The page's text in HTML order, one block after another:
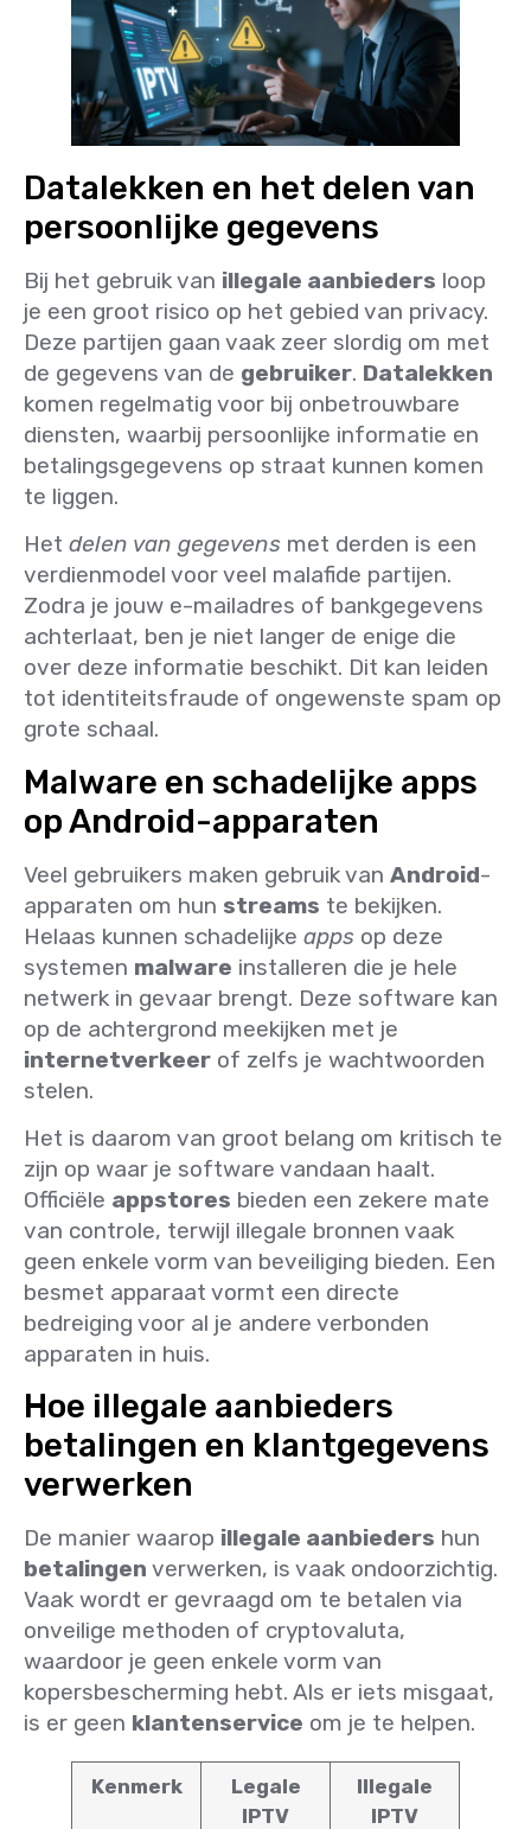
Datalekken en het delen van
persoonlijke gegevens
Bij het gebruik van illegale aanbieders loop
je een groot risico op het gebied van privacy.
Deze partijen gaan vaak zeer slordig om met
de gegevens van de gebruiker. Datalekken
komen regelmatig voor bij onbetrouwbare
diensten, waarbij persoonlijke informatie en
betalingsgegevens op straat kunnen komen
te liggen.
Het delen van gegevens met derden is een
verdienmodel voor veel malafide partijen.
Zodra je jouw e-mailadres of bankgegevens
achterlaat, ben je niet langer de enige die
over deze informatie beschikt. Dit kan leiden
tot identiteitsfraude of ongewenste spam op
grote schaal.
Malware en schadelijke apps
op Android-apparaten
Veel gebruikers maken gebruik van Android-
apparaten om hun streams te bekijken.
Helaas kunnen schadelijke apps op deze
systemen malware installeren die je hele
netwerk in gevaar brengt. Deze software kan
op de achtergrond meekijken met je
internetverkeer of zelfs je wachtwoorden
stelen.
Het is daarom van groot belang om kritisch te
zijn op waar je software vandaan haalt.
Officiële appstores bieden een zekere mate
van controle, terwijl illegale bronnen vaak
geen enkele vorm van beveiliging bieden. Een
besmet apparaat vormt een directe
bedreiging voor al je andere verbonden
apparaten in huis.
Hoe illegale aanbieders
betalingen en klantgegevens
verwerken
De manier waarop illegale aanbieders hun
betalingen verwerken, is vaak ondoorzichtig.
Vaak wordt er gevraagd om te betalen via
onveilige methoden of cryptovaluta,
waardoor je geen enkele vorm van
kopersbescherming hebt. Als er iets misgaat,
is er geen klantenservice om je te helpen.
Kenmerk
Legale
IPTV
Illegale
IPTV